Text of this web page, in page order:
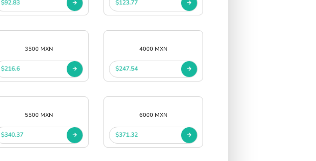
$92.83 $123.77
3500 MXN
$216.6
4000 MXN
$247.54
5500 MXN
$340.37
6000 MXN
$371.32